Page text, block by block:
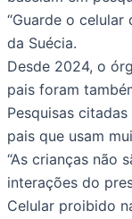
“Guarde o
da Suécia.
Desde 2024, o
pais foram
Pesquisas
pais que usam
“As crianças não
interações do
Celular proibido